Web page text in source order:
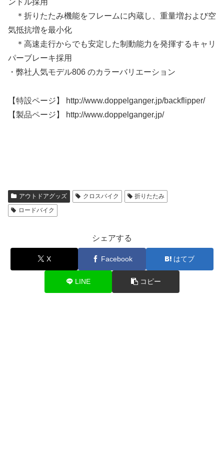
＊折りたたみ機能をフレームに内蔵し、重量増および空
気抵抗増を最小化
＊高速走行からでも安定した制動能力を発揮するキャリ
パーブレーキ採用
・弊社人気モデル806 のカラーバリエーション
【特設ページ】 http://www.doppelganger.jp/backflipper/
【製品ページ】 http://www.doppelganger.jp/
アウトドアグッズ クロスバイク
折りたたみ
ロードバイク
シェアする
X Facebook はてブ
LINE コピー